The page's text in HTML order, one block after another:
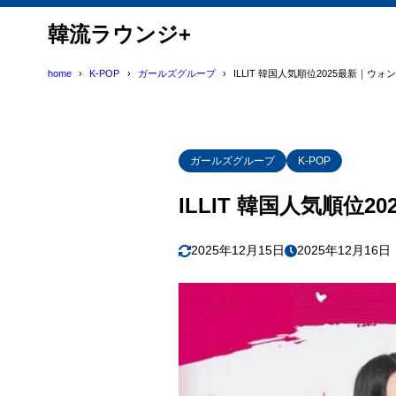
韓流ラウンジ+
home K-POP ガールズグループ ILLIT 韓国人気順位2025最新｜ウォ
ガールズグループ K-POP
ILLIT 韓国人気順位
2025年12月15日 2025年12月16日